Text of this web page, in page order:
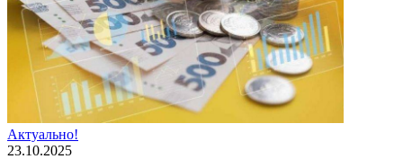
Актуально!
23.10.2025